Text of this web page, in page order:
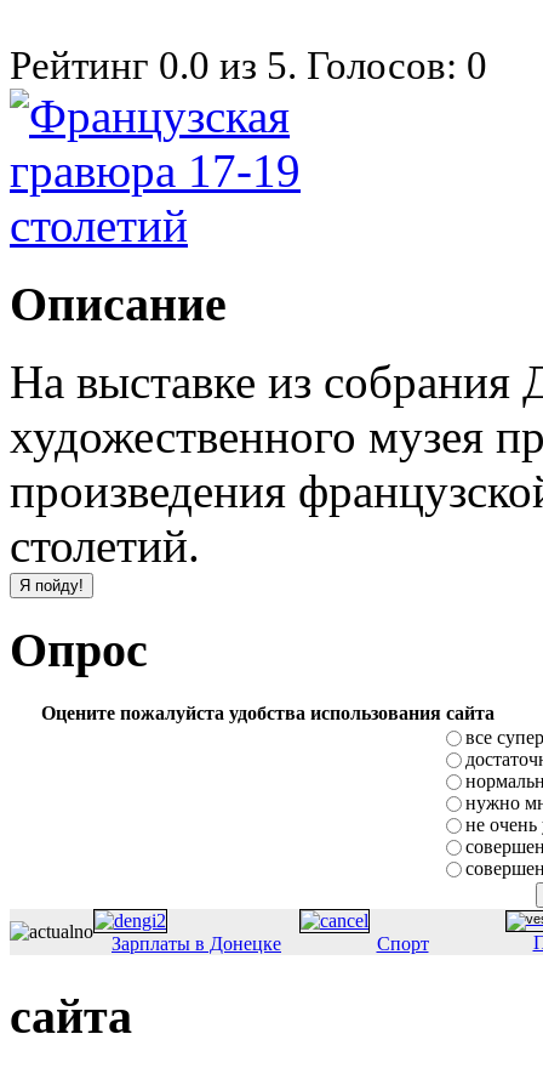
Рейтинг 0.0 из 5. Голосов: 0
Описание
На выставке из собрания
художественного музея
произведения
столетий.
Опрос
Оцените пожалуйста удобства использования сайта
все супер
нужно
не очень
Зарплаты в Донецке Спорт
сайта